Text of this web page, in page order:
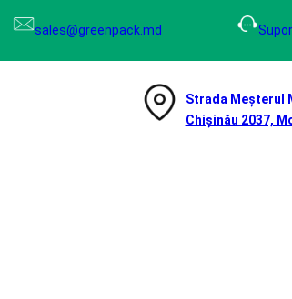
sales@greenpack.md
Strada Meșterul
Chișinău 2037,